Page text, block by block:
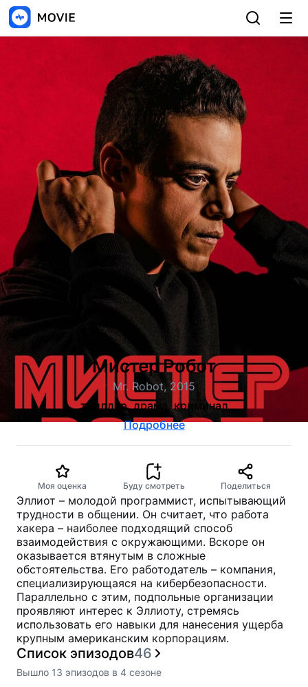
Мистер Робот
Mr. Robot, 2015
триллер, драма, криминал
Подробнее
Моя оценка Буду смотреть Поделиться
Эллиот – молодой программист, испытывающий
трудности в общении. Он считает, что работа
хакера – наиболее подходящий способ
взаимодействия с окружающими. Вскоре он
оказывается втянутым в сложные
обстоятельства. Его работодатель – компания,
специализирующаяся на кибербезопасности.
Параллельно с этим, подпольные организации
проявляют интерес к Эллиоту, стремясь
использовать его навыки для нанесения ущерба
крупным американским корпорациям.
Список эпизодов46
Вышло 13 эпизодов в 4 сезоне